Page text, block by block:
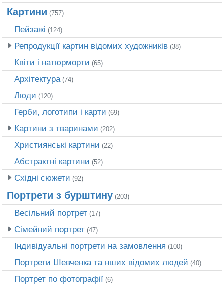
Картини (757)
Пейзажі (124)
Репродукції картин відомих художників (38)
Квіти і натюрморти (65)
Архітектура (74)
Люди (120)
Герби, логотипи і карти (69)
Картини з тваринами (202)
Християнські картини (22)
Абстрактні картини (52)
Східні сюжети (92)
Портрети з бурштину (203)
Весільний портрет (17)
Сімейний портрет (47)
Індивідуальні портрети на замовлення (100)
Портрети Шевченка та нших відомих людей (40)
Портрет по фотографії (6)